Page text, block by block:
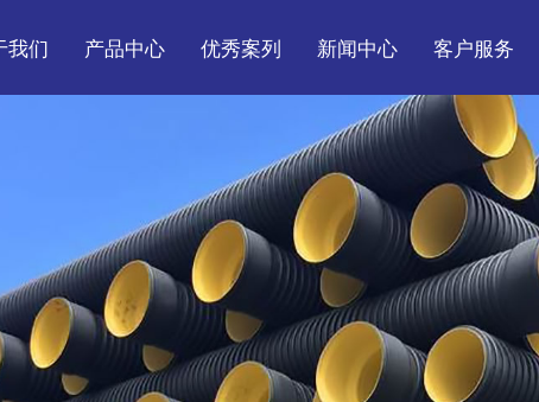
我们 产品中心
市政民用消防给水管灌
溉管材管件
电力通讯线管线盒系列
优秀案列
工程案例
新闻中心
公司头条
行业资讯
常见问题
客户服务
服务体系
营销网络